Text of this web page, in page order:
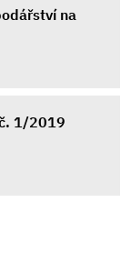
na
1/2019